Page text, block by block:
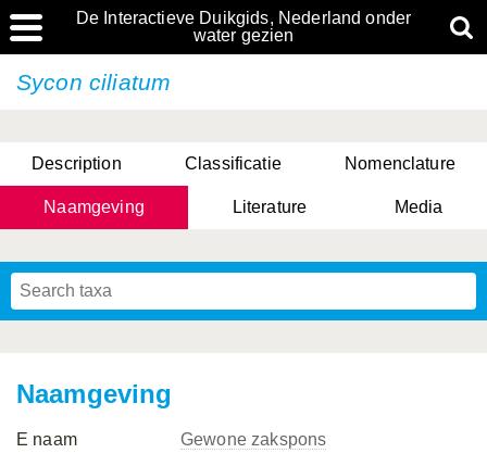
De Interactieve Duikgids, Nederland onder
water gezien
Sycon ciliatum
Description Classificatie Nomenclature
Naamgeving Literature Media
Naamgeving
E naam Gewone zakspons